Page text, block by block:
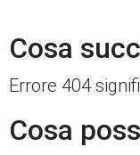
Cosa
Errore 404
Cosa